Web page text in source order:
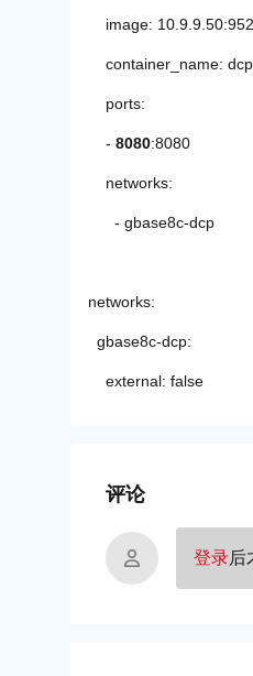
image:
container_name:
ports:
- 8080:8080
networks:
- gbase8c-dcp
networks:
gbase8c-dcp:
external: false
评论
登录后